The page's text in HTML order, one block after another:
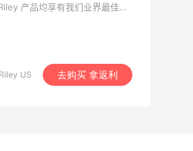
产品均享有我们业界最佳的
US 去购买 拿返利